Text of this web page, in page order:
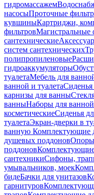
гидромассажем
насосыПроточные
кувшиныКартриджи,
фильтровМагистральные
сантехнические
систем сантехнических
полипропиленовые
гидроаккумуляторы
туалетаМебель для
ванной и туалетаСиденья
карнизы для ванны
ванныНаборы для ванной
косметическиеСиденья
туалетаЭкран-дверки в
ванную Комплектующие
душевых поддоновОпоры
поддонов
сантехникиСифоны,
умывальников, моек
бидеБачки для унитазов
гарнитуров